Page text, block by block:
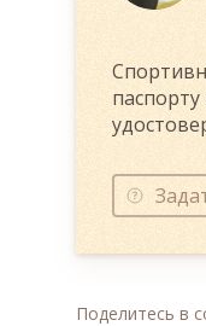
Поделитесь в